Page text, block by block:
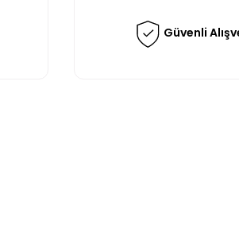
Güvenli